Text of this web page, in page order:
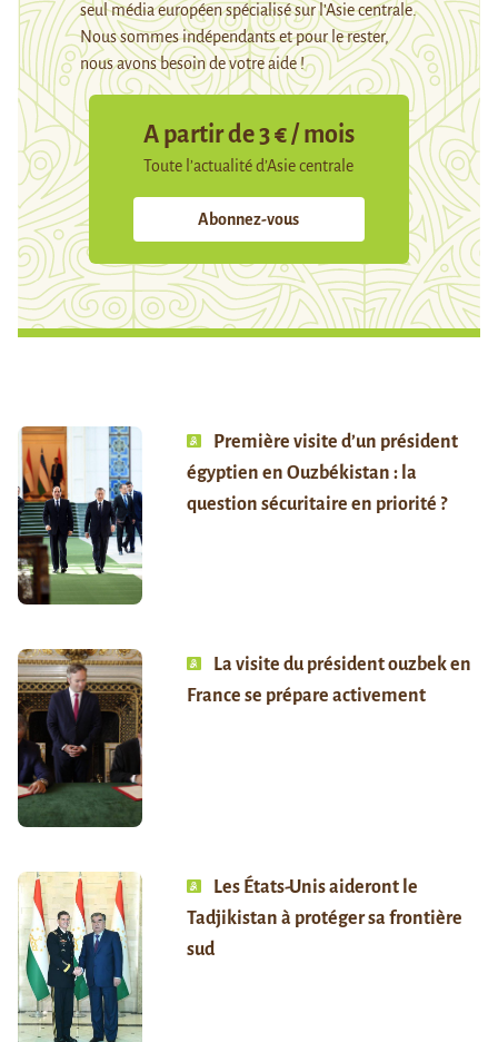
seul média européen spécialisé sur l’Asie centrale.
Nous sommes indépendants et pour le rester,
nous avons besoin de votre aide !
A partir de 3 € / mois
Toute l’actualité d’Asie centrale
Abonnez-vous
Première visite d’un président
égyptien en Ouzbékistan : la
question sécuritaire en priorité ?
La visite du président ouzbek en
France se prépare activement
Les États-Unis aideront le
Tadjikistan à protéger sa frontière
sud